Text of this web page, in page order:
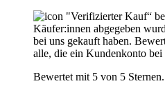
"Verifizierter Kauf“
Käufer:innen abgegeben
bei uns gekauft haben.
alle, die ein Kundenkonto bei
Bewertet mit 5 von 5 Sternen.